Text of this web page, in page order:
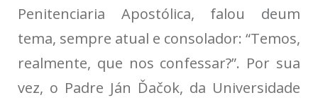
Penitenciaria Apostólica, falou deum
tema, sempre atual e consolador: “Temos,
realmente, que nos confessar?”. Por sua
vez, o Padre Ján Ďačok, da Universidade